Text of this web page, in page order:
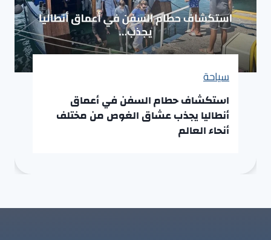
سياحة
استكشاف حطام السفن في أعماق
أنطاليا يجذب عشاق الغوص من مختلف
أنحاء العالم